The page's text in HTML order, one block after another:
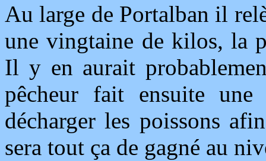
Au large de Portalban il
une vingtaine de kilos, la
Il y en aurait
pêcheur fait ensuite
décharger les poissons
sera tout ça de gagné au